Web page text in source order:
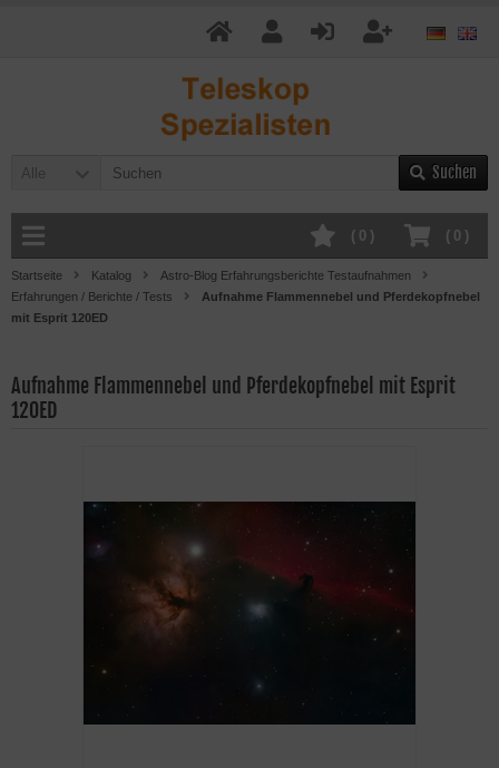
Alle Suchen
( 0 )
( 0 )
Startseite Katalog
Astro-Blog Erfahrungsberichte Testaufnahmen
Erfahrungen / Berichte / Tests
Aufnahme Flammennebel und Pferdekopfnebel
mit Esprit 120ED
Aufnahme Flammennebel und Pferdekopfnebel mit Esprit
120ED